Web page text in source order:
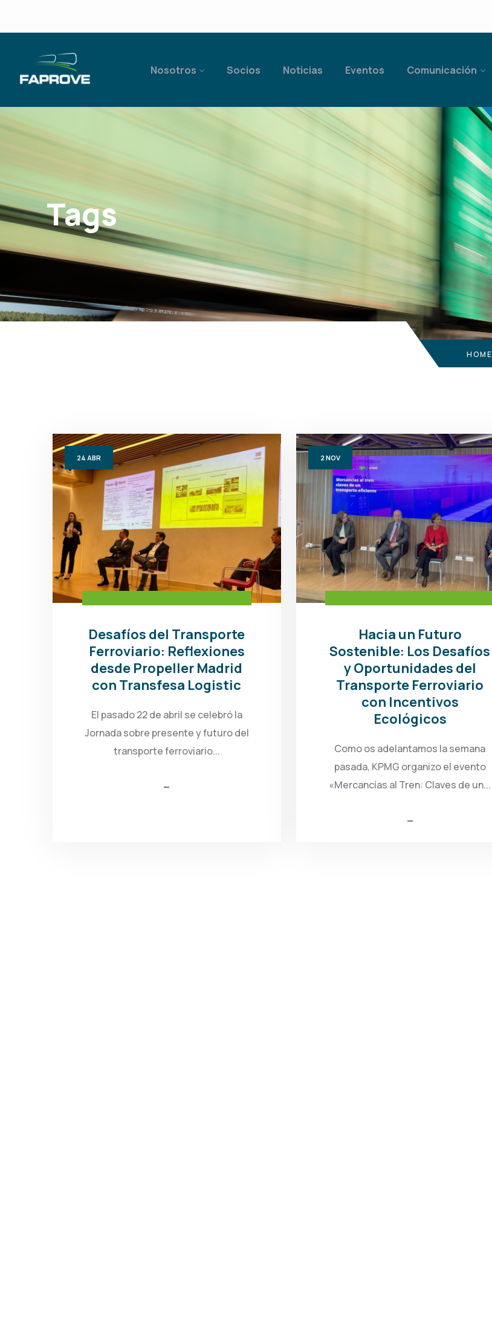
Nosotros Socios Noticias Eventos Comunicación
Tags
HOME
24 ABR
Desafíos del Transporte
Ferroviario: Reflexiones
desde Propeller Madrid
con Transfesa Logistic
El pasado 22 de abril se celebró la
Jornada sobre presente y futuro del
transporte ferroviario...
2NOV
Hacia un Futuro
Sostenible: Los Desafíos
y Oportunidades del
Transporte Ferroviario
con Incentivos
Ecológicos
Como os adelantamos la semana
pasada, KPMG organizo el evento
«Mercancías al Tren: Claves de un...